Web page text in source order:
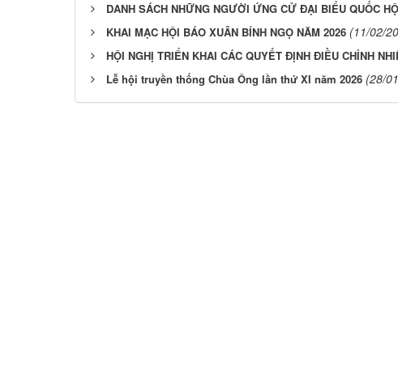
DANH SÁCH NHỮNG NGƯỜI ỨNG CỬ ĐẠI BIỂU QUỐC
KHAI MẠC HỘI BÁO XUÂN BÍNH NGỌ NĂM 2026 (11/02/
HỘI NGHỊ TRIỂN KHAI CÁC QUYẾT ĐỊNH ĐIỀU CHỈNH
Lễ hội truyền thống Chùa Ông lần thứ XI năm 2026 (28/